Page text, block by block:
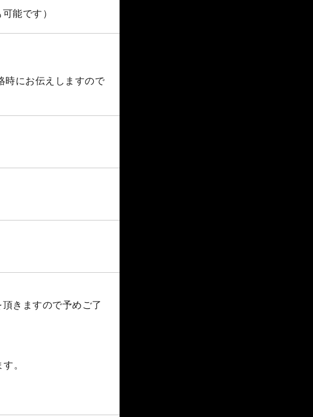
能です）
時にお伝えしますので
きますので予めご了
。